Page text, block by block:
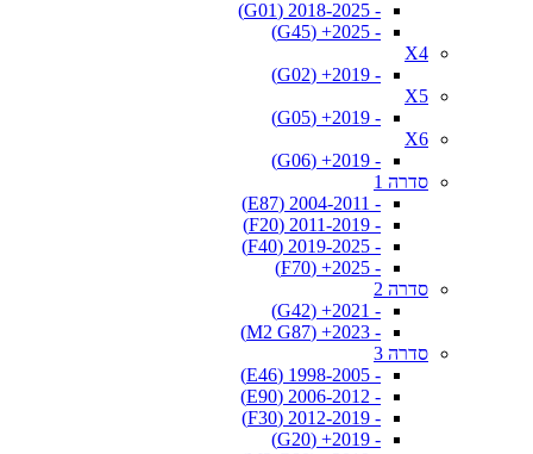
- 2018-2025 (G01)
- 2025+ (G45)
X4
- 2019+ (G02)
X5
- 2019+ (G05)
X6
- 2019+ (G06)
סדרה 1
- 2004-2011 (E87)
- 2011-2019 (F20)
- 2019-2025 (F40)
- 2025+ (F70)
סדרה 2
- 2021+ (G42)
- 2023+ (M2 G87)
סדרה 3
- 1998-2005 (E46)
- 2006-2012 (E90)
- 2012-2019 (F30)
- 2019+ (G20)